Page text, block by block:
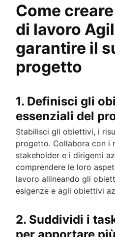
Come
di lavoro
garantire il
progetto
1. Definisci gli
essenziali del
Stabilisci gli obiettivi, i
progetto. Collabora con i
stakeholder e i dirigenti
comprendere le loro
lavoro allineando gli
esigenze e agli obiettivi
2. Suddividi i
per apportare